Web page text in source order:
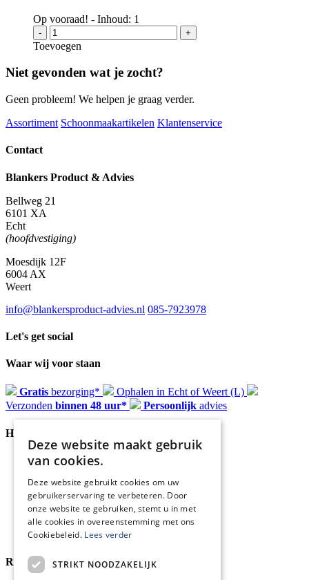
Op vooraad! - Inhoud: 1
-
Toiletgarnituur
wandmodel
aantal
+
Toevoegen
Niet gevonden wat je zocht?
Geen probleem! We helpen je graag verder.
Assortiment Schoonmaakartikelen Klantenservice
Contact
Blankers Product & Advies
Bellweg 21
6101 XA
Echt
(hoofdvestiging)
Moesdijk 12F
6004 AX
Weert
info@blankersproduct-advies.nl 085-7923978
Let's get social
Waar wij voor staan
Gratis bezorging*
Ophalen in Echt of Weert (L)
Verzonden binnen 48 uur* Persoonlijk advies
Handige Links
Home
Over ons
Blog
Privacyverklaring
Retour- en terugbetalingsbeleid
Cookies
Reviewmerk
Deze website maakt gebruik
van cookies.
Deze website gebruikt cookies om uw
gebruikerservaring te verbeteren. Door
onze website te gebruiken, stemt u in met
alle cookies in overeenstemming met ons
Cookiebeleid. Lees verder
STRIKT NOODZAKELIJK